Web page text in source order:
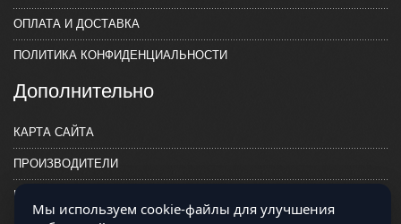
ОПЛАТА И ДОСТАВКА
ПОЛИТИКА КОНФИДЕНЦИАЛЬНОСТИ
Дополнительно
КАРТА САЙТА
ПРОИЗВОДИТЕЛИ
КОНТАКТЫ
Мы используем cookie-файлы для улучшения